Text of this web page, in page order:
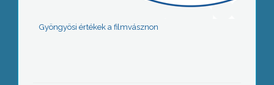
Gyöngyösi értékek a filmvásznon